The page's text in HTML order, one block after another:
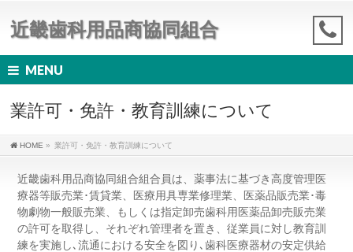
近畿歯科用品商協同組合
MENU
業許可・免許・教育訓練について
HOME » 業許可・免許・教育訓練について
近畿歯科用品商協同組合組合員は、薬事法に基づき高度管理医
療器等販売業･賃貸業、医療用具専業修理業、医薬品販売業･毒
物劇物一般販売業、もしくは指定卸売歯科用医薬品卸売販売業
の許可を取得し、それぞれ管理者を置き、従業員に対し教育訓
練を実施し､流通における安全を図り､歯科医療器材の安定供給